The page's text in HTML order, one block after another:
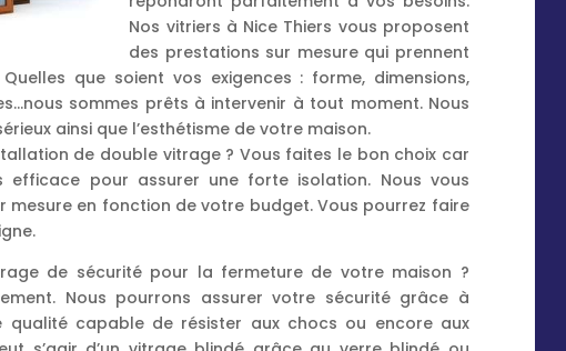
Nos vitriers à Nice Thiers vous proposent
des prestations sur mesure qui prennent
que soient vos exigences : forme, dimensions,
sommes prêts à intervenir à tout moment. Nous
ainsi que l’esthétisme de votre maison.
de double vitrage ? Vous faites le bon choix car
pour assurer une forte isolation. Nous vous
mesure en fonction de votre budget. Vous pourrez faire
de sécurité pour la fermeture de votre maison ?
Nous pourrons assurer votre sécurité grâce à
qualité capable de résister aux chocs ou encore aux